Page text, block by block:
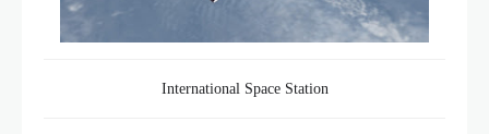
International Space Station